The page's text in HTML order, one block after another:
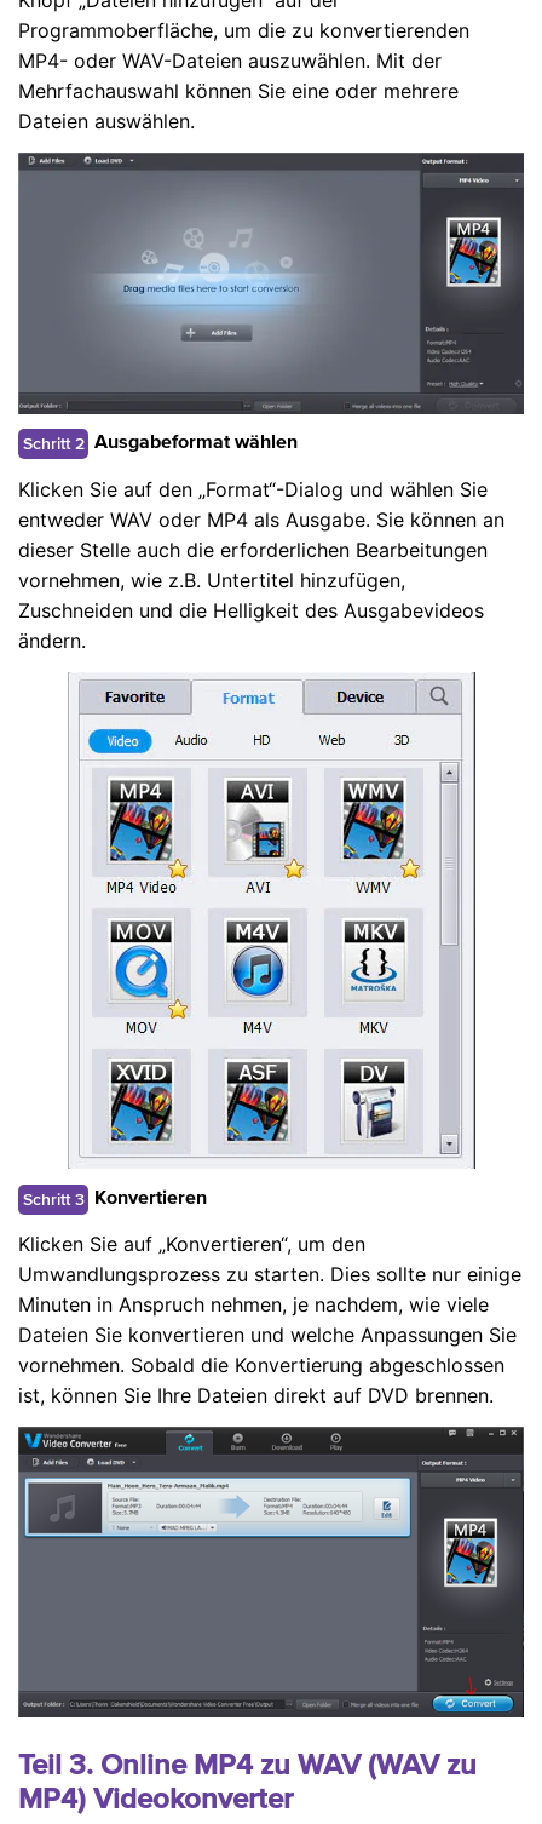
Programmoberfläche, um die zu konvertierenden
MP4- oder WAV-Dateien auszuwählen. Mit der
Mehrfachauswahl können Sie eine oder mehrere
Dateien auswählen.
Schritt 2 Ausgabeformat wählen
Klicken Sie auf den „Format“-Dialog und wählen Sie
entweder WAV oder MP4 als Ausgabe. Sie können an
dieser Stelle auch die erforderlichen Bearbeitungen
vornehmen, wie z.B. Untertitel hinzufügen,
Zuschneiden und die Helligkeit des Ausgabevideos
ändern.
Schritt 3 Konvertieren
Klicken Sie auf „Konvertieren“, um den
Umwandlungsprozess zu starten. Dies sollte nur einige
Minuten in Anspruch nehmen, je nachdem, wie viele
Dateien Sie konvertieren und welche Anpassungen Sie
vornehmen. Sobald die Konvertierung abgeschlossen
ist, können Sie Ihre Dateien direkt auf DVD brennen.
Teil 3. Online MP4 zu WAV (WAV zu
MP4) Videokonverter